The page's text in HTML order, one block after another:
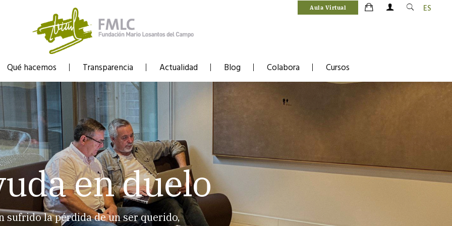
ES
Aula Virtual
Qué hacemos Transparencia Actualidad Blog Colabora Cursos
sufrido la pérdida de un ser querido,
en duelo